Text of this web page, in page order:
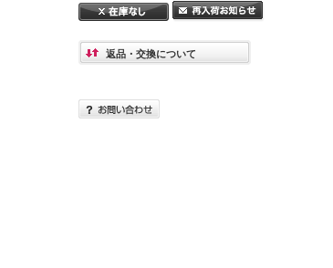
返品・交換について